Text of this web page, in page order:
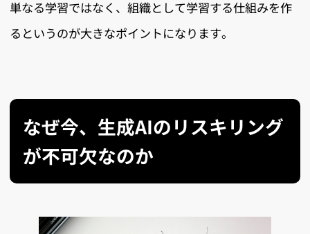
単なる学習ではなく、組織として学習する仕組みを作
るというのが大きなポイントになります。
なぜ今、生成AIのリスキリング
が不可欠なのか